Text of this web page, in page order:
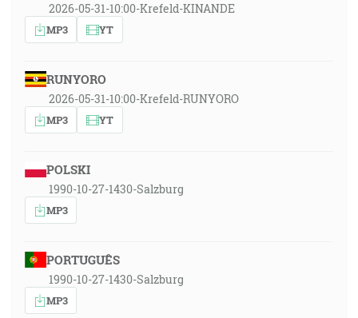
2026-05-31-10:00-Krefeld-KINANDE
MP3 YT
RUNYORO
2026-05-31-10:00-Krefeld-RUNYORO
MP3 YT
POLSKI
1990-10-27-1430-Salzburg
MP3
PORTUGUÊS
1990-10-27-1430-Salzburg
MP3